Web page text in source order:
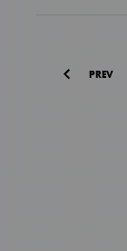
PREV